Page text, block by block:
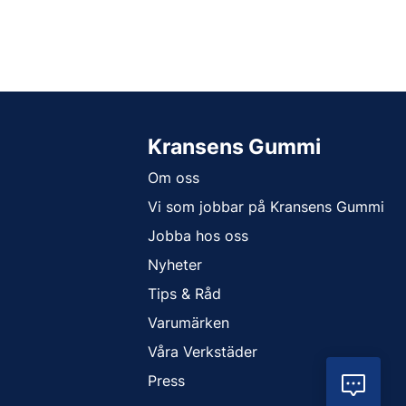
Kransens Gummi
Om oss
Vi som jobbar på Kransens Gummi
Jobba hos oss
Nyheter
Tips & Råd
Varumärken
Våra Verkstäder
Press